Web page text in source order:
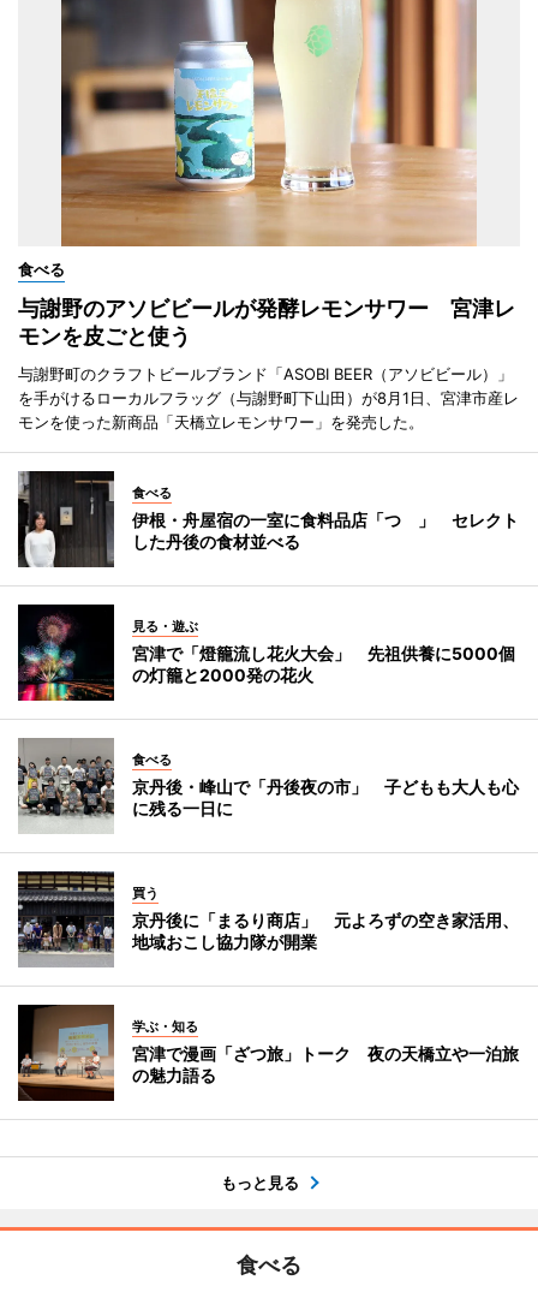
食べる
与謝野のアソビビールが発酵レモンサワー 宮津レ
モンを皮ごと使う
与謝野町のクラフトビールブランド「ASOBI BEER（アソビビール）」
を手がけるローカルフラッグ（与謝野町下山田）が8月1日、宮津市産レ
モンを使った新商品「天橋立レモンサワー」を発売した。
食べる
伊根・舟屋宿の一室に食料品店「つゝ」 セレクト
した丹後の食材並べる
見る・遊ぶ
宮津で「燈籠流し花火大会」 先祖供養に5000個
の灯籠と2000発の花火
食べる
京丹後・峰山で「丹後夜の市」 子どもも大人も心
に残る一日に
買う
京丹後に「まるり商店」 元よろずの空き家活用、
地域おこし協力隊が開業
学ぶ・知る
宮津で漫画「ざつ旅」トーク 夜の天橋立や一泊旅
の魅力語る
もっと見る
食べる